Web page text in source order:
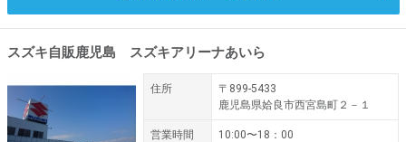
スズキ自販鹿児島 スズキアリーナあいら
住所
〒899-5433
鹿児島県姶良市西宮島町２－１
営業時間 10:00〜18：00